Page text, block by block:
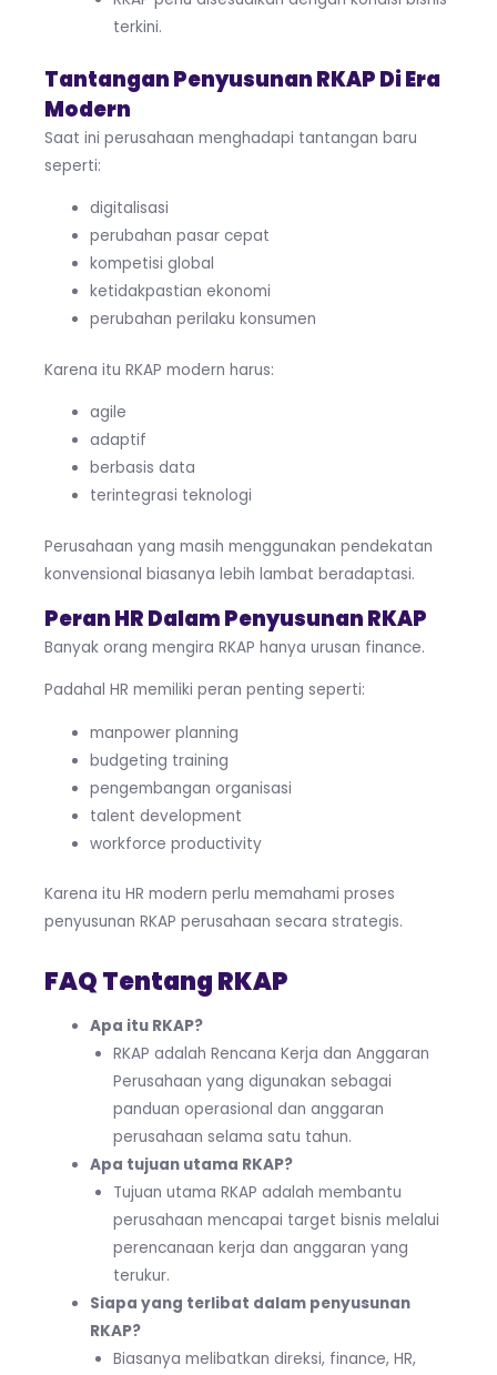
terkini.
Tantangan Penyusunan RKAP Di Era
Modern
Saat ini perusahaan menghadapi tantangan baru
seperti:
digitalisasi
perubahan pasar cepat
kompetisi global
ketidakpastian ekonomi
perubahan perilaku konsumen
Karena itu RKAP modern harus:
agile
adaptif
berbasis data
terintegrasi teknologi
Perusahaan yang masih menggunakan pendekatan
konvensional biasanya lebih lambat beradaptasi.
Peran HR Dalam Penyusunan RKAP
Banyak orang mengira RKAP hanya urusan finance.
Padahal HR memiliki peran penting seperti:
manpower planning
budgeting training
pengembangan organisasi
talent development
workforce productivity
Karena itu HR modern perlu memahami proses
penyusunan RKAP perusahaan secara strategis.
FAQ Tentang RKAP
Apa itu RKAP?
RKAP adalah Rencana Kerja dan Anggaran
Perusahaan yang digunakan sebagai
panduan operasional dan anggaran
perusahaan selama satu tahun.
Apa tujuan utama RKAP?
Tujuan utama RKAP adalah membantu
perusahaan mencapai target bisnis melalui
perencanaan kerja dan anggaran yang
terukur.
Siapa yang terlibat dalam penyusunan
RKAP?
Biasanya melibatkan direksi, finance, HR,